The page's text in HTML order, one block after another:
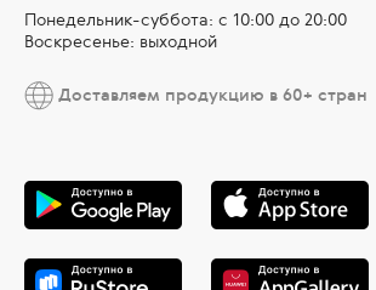
Понедельник-суббота: с 10:00 до 20:00
Воскресенье: выходной
Доставляем продукцию в 60+ стран